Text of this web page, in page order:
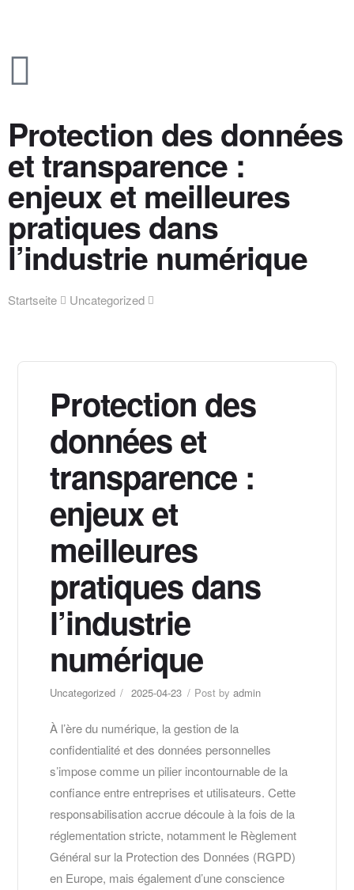
Protection des données
et transparence :
enjeux et meilleures
pratiques dans
l’industrie numérique
Startseite Uncategorized
Protection des
données et
transparence :
enjeux et
meilleures
pratiques dans
l’industrie
numérique
Uncategorized 2025-04-23 Post byadmin
À l’ère du numérique, la gestion de la
confidentialité et des données personnelles
s’impose comme un pilier incontournable de la
confiance entre entreprises et utilisateurs. Cette
responsabilisation accrue découle à la fois de la
réglementation stricte, notamment le Règlement
Général sur la Protection des Données (RGPD)
en Europe, mais également d’une conscience